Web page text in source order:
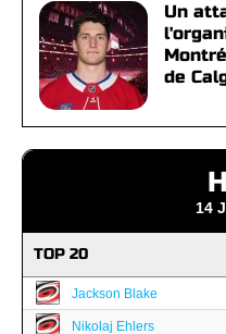
Un
de
14
TOP 20
Jackson Blake
Nikolaj Ehlers